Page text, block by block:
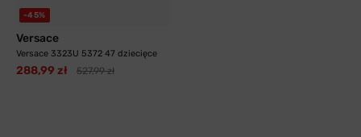
-45%
Versace
Versace 3323U 5372 47 dziecięce
288,99 zł 527,99 zł